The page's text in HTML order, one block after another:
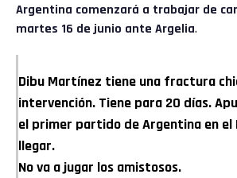
Argentina comenzará a trabajar de
martes 16 de junio ante Argelia.
Dibu Martínez tiene una fractura
intervención. Tiene para 20 días.
el primer partido de Argentina en el
llegar.
No va a jugar los amistosos.